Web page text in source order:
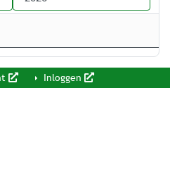
Inloggen